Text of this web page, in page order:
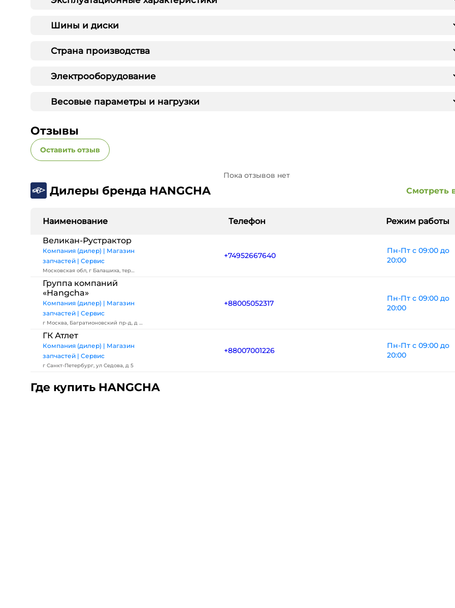
Шины и диски
Страна производства
Электрооборудование
Весовые параметры и нагрузки
Отзывы
Оставить отзыв
Пока отзывов нет
Дилеры бренда HANGCHA Смотреть
Наименование Телефон
Режим работы
Великан-Рустрактор
Компания (дилер) | Магазин
запчастей | Сервис
Московская обл, г Балашиха, тер
Западная коммунальная зона, шоссе
Энтузиастов, влд 2
+74952667640
Пн-Пт с 09:00 до
20:00
Группа компаний
«Hangcha»
Компания (дилер) | Магазин
запчастей | Сервис
г Москва, Багратионовский пр-д, д 7
к 1
+88005052317
Пн-Пт с 09:00 до
20:00
ГК Атлет
Компания (дилер) | Магазин
запчастей | Сервис
г Санкт-Петербург, ул Седова, д 5
+88007001226
Пн-Пт с 09:00 до
20:00
Где купить HANGCHA